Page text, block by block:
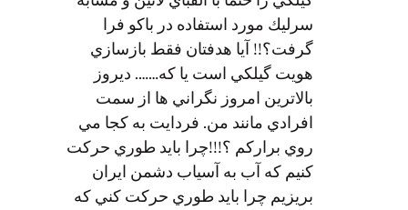
سرليك مورد استفاده در باكو فرا
گرفت؟!! آيا هدفتان فقط بازسازي
هويت گيلكي است يا كه……. ديروز
بالاترين امروز نگراني ها از سمت
افرادي مانند من. فردايت به كجا مي
روي براركم ؟!!!چرا بايد طوري حركت
كنيم كه آب به آسياب دشمن ايران
بريزيم چرا بايد طوري حركت كني كه